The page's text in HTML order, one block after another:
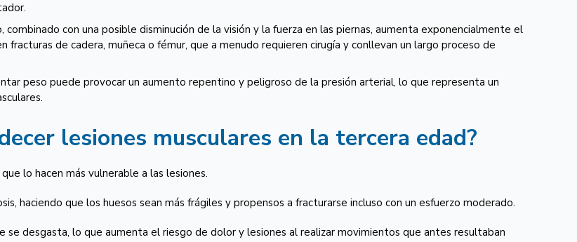
con una posible disminución de la visión y la fuerza en las piernas, aumenta exponencialmente el
fracturas de cadera, muñeca o fémur, que a menudo requieren cirugía y conllevan un largo proceso de
peso puede provocar un aumento repentino y peligroso de la presión arterial, lo que representa un
lesiones musculares en la tercera edad?
lo hacen más vulnerable a las lesiones.
haciendo que los huesos sean más frágiles y propensos a fracturarse incluso con un esfuerzo moderado.
desgasta, lo que aumenta el riesgo de dolor y lesiones al realizar movimientos que antes resultaban